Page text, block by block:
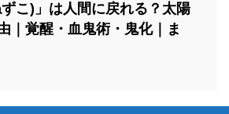
こ)」は人間に戻れる？太陽
｜覚醒・血鬼術・鬼化｜ま